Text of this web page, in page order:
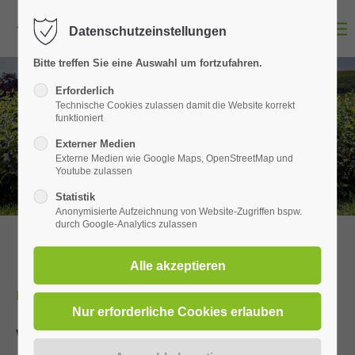
Login
Benutzername
Passwort
INNOVATIVE WEGE SEIT 2020
Was wir tun und wer wir sind
Datenschutzeinstellungen
Bitte treffen Sie eine Auswahl um fortzufahren.
Erforderlich
Technische Cookies zulassen damit die Website korrekt
funktioniert
Externer Medien
Externe Medien wie Google Maps, OpenStreetMap und
Youtube zulassen
Statistik
Anonymisierte Aufzeichnung von Website-Zugriffen bspw.
durch Google-Analytics zulassen